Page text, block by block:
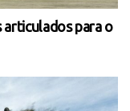
para o